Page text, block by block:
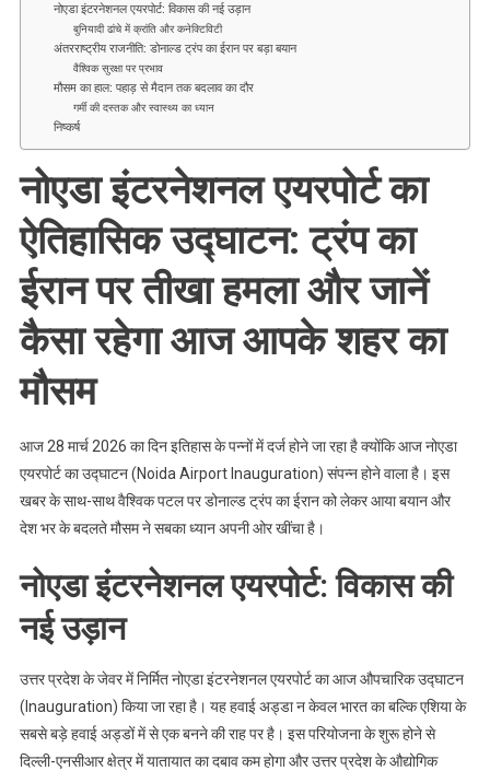
हमला
और
जानें
कैसा
रहेगा
आज
आपके
शहर
का
नोएडा इंटरनेशनल एयरपोर्ट: विकास की नई उड़ान
बुनियादी ढांचे में क्रांति और कनेक्टिविटी
अंतरराष्ट्रीय राजनीति: डोनाल्ड ट्रंप का ईरान पर बड़ा बयान
वैश्विक सुरक्षा पर प्रभाव
मौसम का हाल: पहाड़ से मैदान तक बदलाव का दौर
गर्मी की दस्तक और स्वास्थ्य का ध्यान
निष्कर्ष
नोएडा इंटरनेशनल एयरपोर्ट का
ऐतिहासिक उद्घाटन: ट्रंप का
ईरान पर तीखा हमला और जानें
कैसा रहेगा आज आपके शहर का
मौसम
आज 28 मार्च 2026 का दिन इतिहास के पन्नों में दर्ज होने जा रहा है क्योंकि आज नोएडा
एयरपोर्ट का उद्घाटन (Noida Airport Inauguration) संपन्न होने वाला है। इस
खबर के साथ-साथ वैश्विक पटल पर डोनाल्ड ट्रंप का ईरान को लेकर आया बयान और
देश भर के बदलते मौसम ने सबका ध्यान अपनी ओर खींचा है।
नोएडा इंटरनेशनल एयरपोर्ट: विकास की
नई उड़ान
उत्तर प्रदेश के जेवर में निर्मित नोएडा इंटरनेशनल एयरपोर्ट का आज औपचारिक उद्घाटन
(Inauguration) किया जा रहा है। यह हवाई अड्डा न केवल भारत का बल्कि एशिया के
सबसे बड़े हवाई अड्डों में से एक बनने की राह पर है। इस परियोजना के शुरू होने से
दिल्ली-एनसीआर क्षेत्र में यातायात का दबाव कम होगा और उत्तर प्रदेश के औद्योगिक